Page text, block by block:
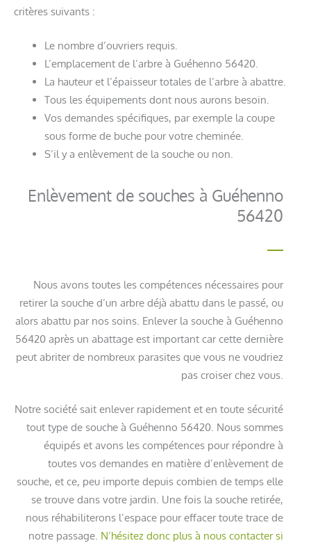
critères suivants :
Le nombre d’ouvriers requis.
L’emplacement de l’arbre à Guéhenno 56420.
La hauteur et l’épaisseur totales de l’arbre à abattre.
Tous les équipements dont nous aurons besoin.
Vos demandes spécifiques, par exemple la coupe
sous forme de buche pour votre cheminée.
S’il y a enlèvement de la souche ou non.
Enlèvement de souches à Guéhenno
56420
Nous avons toutes les compétences nécessaires pour
retirer la souche d’un arbre déjà abattu dans le passé, ou
alors abattu par nos soins. Enlever la souche à Guéhenno
56420 après un abattage est important car cette dernière
peut abriter de nombreux parasites que vous ne voudriez
pas croiser chez vous.
Notre société sait enlever rapidement et en toute sécurité
tout type de souche à Guéhenno 56420. Nous sommes
équipés et avons les compétences pour répondre à
toutes vos demandes en matière d’enlèvement de
souche, et ce, peu importe depuis combien de temps elle
se trouve dans votre jardin. Une fois la souche retirée,
nous réhabiliterons l’espace pour effacer toute trace de
notre passage. N’hésitez donc plus à nous contacter si